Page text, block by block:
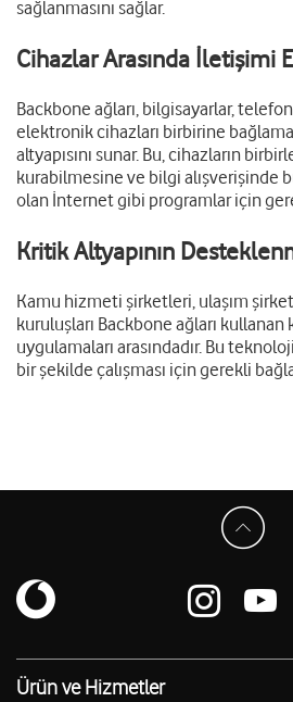
sağlanmasını sağlar.
Cihazlar Arasında İletişimi
Backbone ağları, bilgisayarlar,
elektronik cihazları birbirine
altyapısını sunar. Bu, cihazların
kurabilmesine ve bilgi alışverişinde
olan İnternet gibi programlar için
Kritik Altyapının
Kamu hizmeti şirketleri, ulaşım
kuruluşları Backbone ağları kullanan
uygulamaları arasındadır. Bu
bir şekilde çalışması için gerekli
Ürün ve Hizmetler